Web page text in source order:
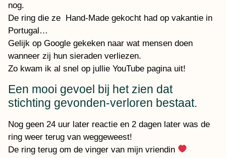
nog.
De ring die ze Hand-Made gekocht had op vakantie in
Portugal…
Gelijk op Google gekeken naar wat mensen doen
wanneer zij hun sieraden verliezen.
Zo kwam ik al snel op jullie YouTube pagina uit!
Een mooi gevoel bij het zien dat
stichting gevonden-verloren bestaat.
Nog geen 24 uur later reactie en 2 dagen later was de
ring weer terug van weggeweest!
De ring terug om de vinger van mijn vriendin